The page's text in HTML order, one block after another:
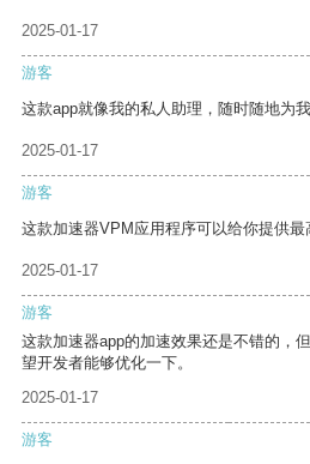
2025-01-17
游客
这款app就像我的私人助理，随时随地为
2025-01-17
游客
这款加速器VPM应用程序可以给你提供最
2025-01-17
游客
这款加速器app的加速效果还是不错的，
望开发者能够优化一下。
2025-01-17
游客